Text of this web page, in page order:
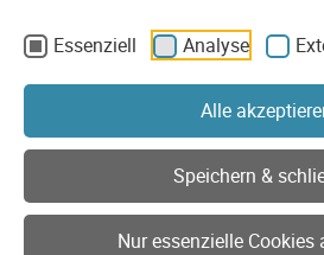
Essenziell
Analyse
Alle
Speichern &
Nur essenzielle Cookies